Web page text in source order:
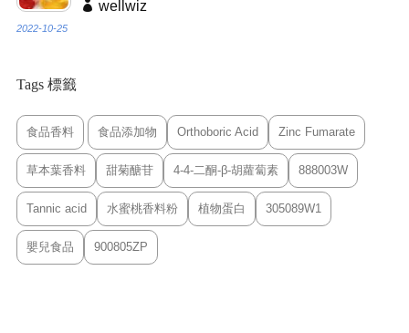
wellwiz
2022-10-25
Tags 標籤
食品香料 食品添加物 Orthoboric Acid Zinc Fumarate
草本葉香料 甜菊醣苷 4-4-二酮-β-胡蘿蔔素 888003W
Tannic acid 水蜜桃香料粉 植物蛋白 305089W1
嬰兒食品 900805ZP